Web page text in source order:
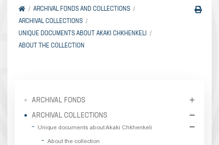
ARCHIVAL FONDS AND COLLECTIONS
ARCHIVAL COLLECTIONS
UNIQUE DOCUMENTS ABOUT AKAKI CHKHENKELI
ABOUT THE COLLECTION
ARCHIVAL FONDS
ARCHIVAL COLLECTIONS
Unique documents about Akaki Chkhenkeli
About the collection